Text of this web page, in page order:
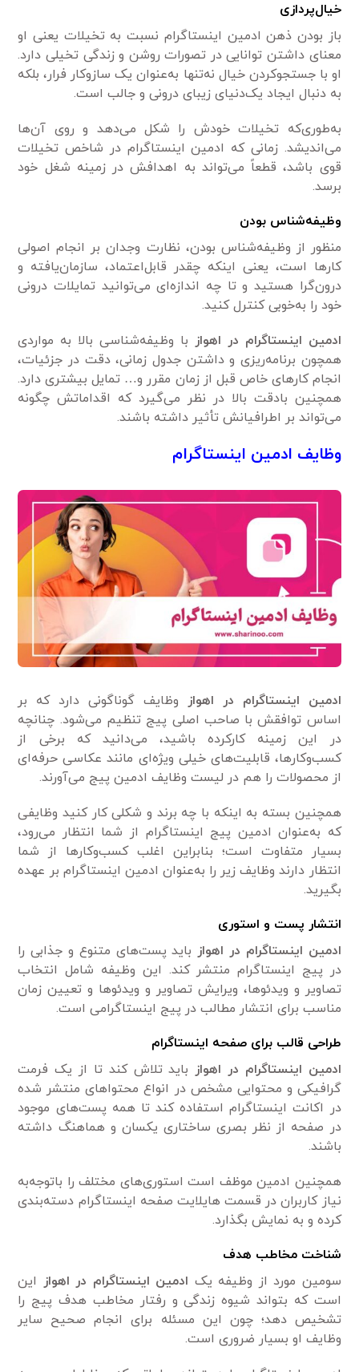
خیال‌پردازی
باز بودن ذهن ادمین اینستاگرام نسبت به تخیلات یعنی او
معنای داشتن توانایی در تصورات روشن و زندگی تخیلی دارد.
او با جستجوکردن خیال نه‌تنها به‌عنوان یک سازوکار فرار، بلکه
به دنبال ایجاد یک‌دنیای زیبای درونی و جالب است.
به‌طوری‌که تخیلات خودش را شکل می‌دهد و روی آن‌ها
می‌اندیشد. زمانی که ادمین اینستاگرام در شاخص تخیلات
قوی باشد، قطعاً می‌تواند به اهدافش در زمینه شغل خود
برسد.
وظیفه‌شناس بودن
منظور از وظیفه‌شناس بودن، نظارت وجدان بر انجام اصولی
کارها است، یعنی اینکه چقدر قابل‌اعتماد، سازمان‌یافته و
درون‌گرا هستید و تا چه اندازه‌ای می‌توانید تمایلات درونی
خود را به‌خوبی کنترل کنید.
ادمین اینستاگرام در اهواز با وظیفه‌شناسی بالا به مواردی
همچون برنامه‌ریزی و داشتن جدول زمانی، دقت در جزئیات،
انجام کارهای خاص قبل از زمان مقرر و… تمایل بیشتری دارد.
همچنین بادقت بالا در نظر می‌گیرد که اقداماتش چگونه
می‌تواند بر اطرافیانش تأثیر داشته باشند.
وظایف ادمین اینستاگرام
ادمین اینستاگرام در اهواز
وظایف گوناگونی دارد که بر
اساس توافقش با صاحب اصلی پیج تنظیم می‌شود. چنانچه
در این زمینه کارکرده باشید، می‌دانید که برخی از
کسب‌وکارها، قابلیت‌های خیلی ویژه‌ای مانند عکاسی حرفه‌ای
از محصولات را هم در لیست وظایف ادمین پیج می‌آورند.
همچنین بسته به اینکه با چه برند و شکلی کار کنید وظایفی
که به‌عنوان ادمین پیج اینستاگرام از شما انتظار می‌رود،
بسیار متفاوت است؛ بنابراین اغلب کسب‌وکارها از شما
انتظار دارند وظایف زیر را به‌عنوان ادمین اینستاگرام بر‌ عهده
بگیرید.
انتشار پست و استوری
ادمین اینستاگرام در اهواز باید پست‌های متنوع و جذابی را
در پیج اینستاگرام منتشر کند. این وظیفه شامل انتخاب
تصاویر و ویدئوها، ویرایش تصاویر و ویدئوها و تعیین زمان
مناسب برای انتشار مطالب در پیج اینستاگرامی است.
طراحی قالب برای صفحه اینستاگرام
ادمین اینستاگرام در اهواز باید تلاش کند تا از یک فرمت
گرافیکی و محتوایی مشخص در انواع محتواهای منتشر شده
در اکانت اینستاگرام استفاده کند تا همه پست‌های موجود
در صفحه از نظر بصری ساختاری یکسان و هماهنگ داشته
باشند.
همچنین ادمین موظف است استوری‌های مختلف را باتوجه‌به
نیاز کاربران در قسمت هایلایت صفحه اینستاگرام دسته‌بندی
کرده و به نمایش بگذارد.
شناخت مخاطب هدف
سومین مورد از وظیفه یک ادمین اینستاگرام در اهواز این
است که بتواند شیوه زندگی و رفتار مخاطب هدف پیج را
تشخیص دهد؛ چون این مسئله برای انجام صحیح سایر
وظایف او بسیار ضروری است.